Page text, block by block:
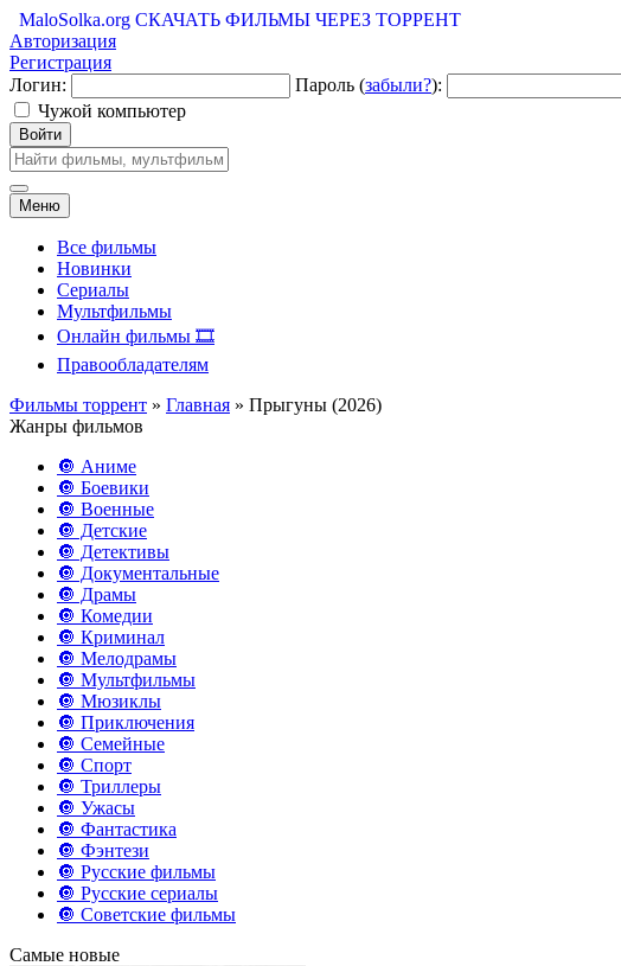
MaloSolka.org СКАЧАТЬ ФИЛЬМЫ ЧЕРЕЗ ТОРРЕНТ
Авторизация
Регистрация
Логин:
Пароль (забыли?):
Чужой компьютер
Войти
Меню
Все фильмы
Новинки
Сериалы
Мультфильмы
Онлайн фильмы 🎞️
Правообладателям
Фильмы торрент » Главная » Прыгуны (2026)
Жанры фильмов
🔘 Аниме
🔘 Боевики
🔘 Военные
🔘 Детские
🔘 Детективы
🔘 Документальные
🔘 Драмы
🔘 Комедии
🔘 Криминал
🔘 Мелодрамы
🔘 Мультфильмы
🔘 Мюзиклы
🔘 Приключения
🔘 Семейные
🔘 Спорт
🔘 Триллеры
🔘 Ужасы
🔘 Фантастика
🔘 Фэнтези
🔘 Русские фильмы
🔘 Русские сериалы
🔘 Советские фильмы
Самые новые